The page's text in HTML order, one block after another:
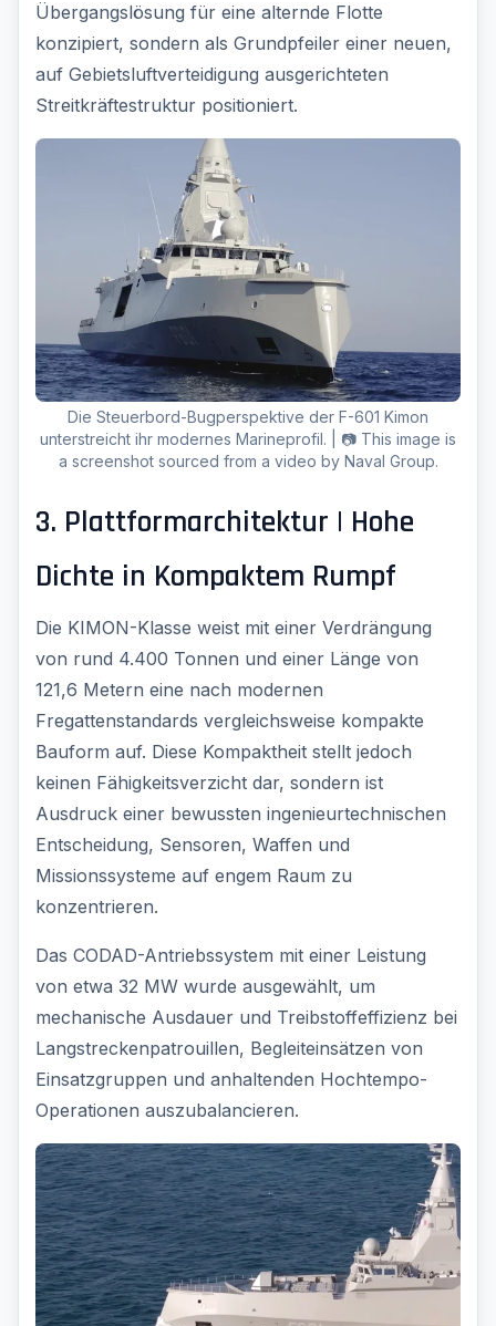
Übergangslösung für eine alternde Flotte
konzipiert, sondern als Grundpfeiler einer neuen,
auf Gebietsluftverteidigung ausgerichteten
Streitkräftestruktur positioniert.
Die Steuerbord-Bugperspektive der F-601 Kimon
unterstreicht ihr modernes Marineprofil. | 📷 This image is
a screenshot sourced from a video by Naval Group.
3. Plattformarchitektur | Hohe
Dichte in Kompaktem Rumpf
Die KIMON-Klasse weist mit einer Verdrängung
von rund 4.400 Tonnen und einer Länge von
121,6 Metern eine nach modernen
Fregattenstandards vergleichsweise kompakte
Bauform auf. Diese Kompaktheit stellt jedoch
keinen Fähigkeitsverzicht dar, sondern ist
Ausdruck einer bewussten ingenieurtechnischen
Entscheidung, Sensoren, Waffen und
Missionssysteme auf engem Raum zu
konzentrieren.
Das CODAD-Antriebssystem mit einer Leistung
von etwa 32 MW wurde ausgewählt, um
mechanische Ausdauer und Treibstoffeffizienz bei
Langstreckenpatrouillen, Begleiteinsätzen von
Einsatzgruppen und anhaltenden Hochtempo-
Operationen auszubalancieren.